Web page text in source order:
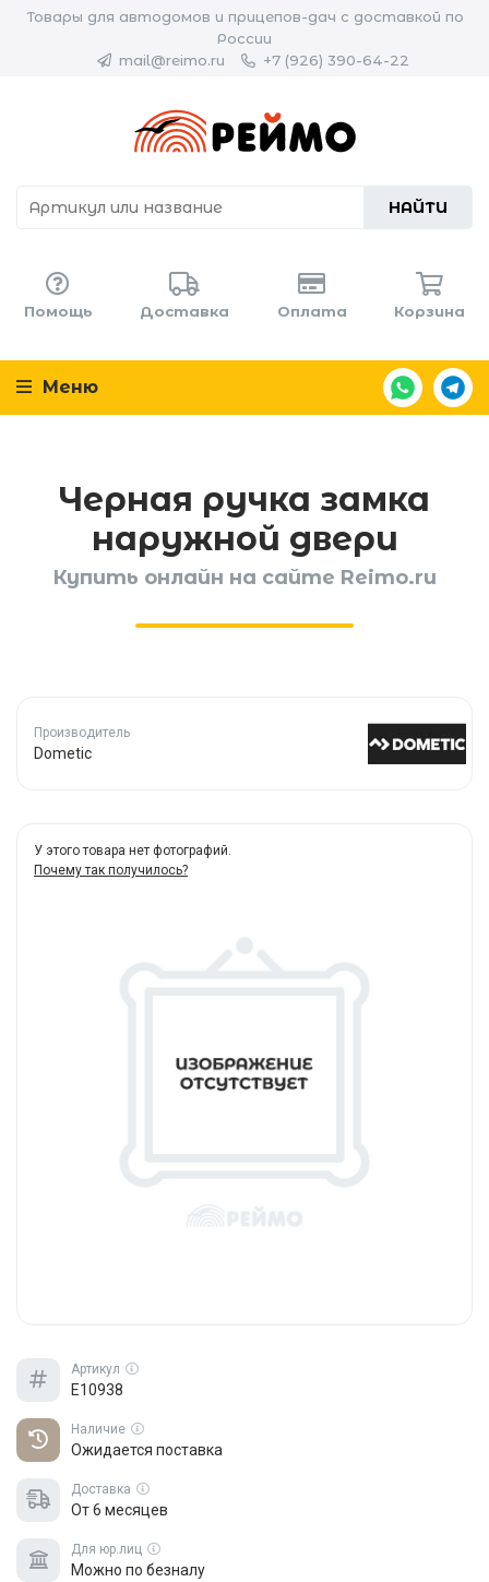
Товары для автодомов и прицепов-дач с доставкой по
России
mail@reimo.ru
+7 (926) 390-64-22
НАЙТИ
Помощь Доставка Оплата Корзина
Меню
Черная ручка замка
наружной двери
Купить онлайн на сайте Reimo.ru
Производитель
Dometic
У этого товара нет фотографий.
Почему так получилось?
Артикул
E10938
Наличие
Ожидается поставка
Доставка
От 6 месяцев
Для юр.лиц
Можно по безналу